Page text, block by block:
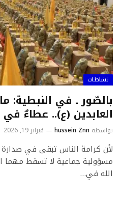
نشاطات
بالصّور ـ في النبطية:
العابدين (ع).. عطاءٌ في
بواسطة hussein Znn فبراير 19, 2026
لأن كرامة الناس تبقى في صدارة
مسؤولية جماعية لا تسقط مهما
الله في…